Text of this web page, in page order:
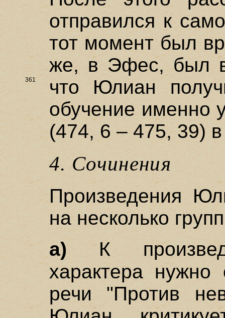
отправился к
тот момент был
же, в Эфес, был
что Юлиан
361
обучение именно
(474, 6 – 475, 39)
4. Сочинения
Произведения
на несколько
а)К
характера
речи "Против